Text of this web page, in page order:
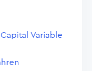
Variable